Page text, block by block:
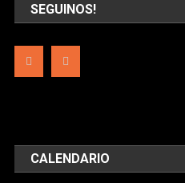
SEGUINOS!
CALENDARIO